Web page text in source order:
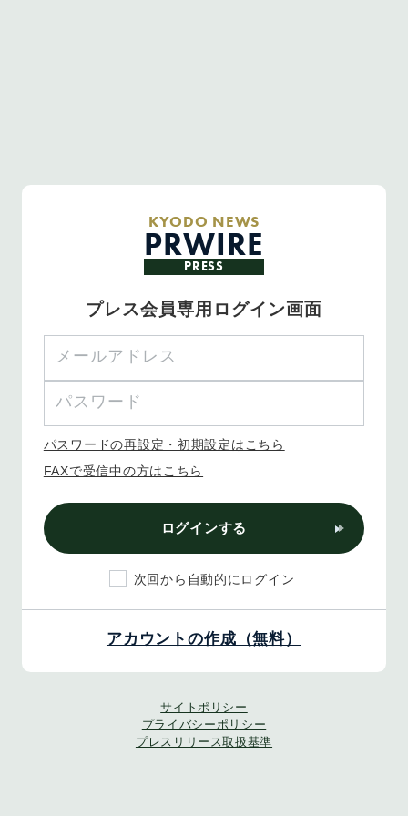
KYODO NEWS
PRWIRE
PRESS
プレス会員専用ログイン画面
パスワードの再設定・初期設定はこちら
FAXで受信中の方はこちら
ログインする
次回から自動的にログイン
アカウントの作成（無料）
サイトポリシー
プライバシーポリシー
プレスリリース取扱基準